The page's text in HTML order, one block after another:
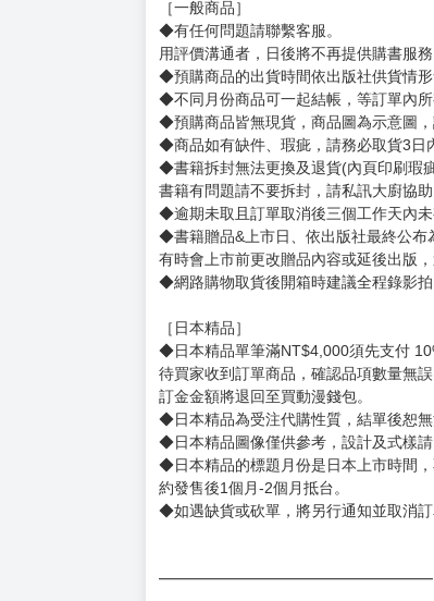
21. ON A SLOW BOAT TO CHINA
22. RE RUN
23. DO NO WHY
24. GENTLE WIND
賣場規則
【下標前，請詳閱以下事項，完全同意
［一般商品］
◆有任何問題請聯繫客服。
用評價溝通者，日後將不再提供購書服
◆不同月份商品可一起結帳，等訂單內
◆預購商品皆無現貨，商品圖為示意圖
◆商品如有缺件、瑕疵，請務必取貨3日
◆書籍拆封無法更換及退貨(內頁印刷瑕疵
書籍有問題請不要拆封，請私訊大廚協
◆逾期未取且訂單取消後三個工作天內
◆書籍贈品&上市日、依出版社最終公布
有時會上市前更改贈品內容或延後出版，
◆網路購物取貨後開箱時建議全程錄影